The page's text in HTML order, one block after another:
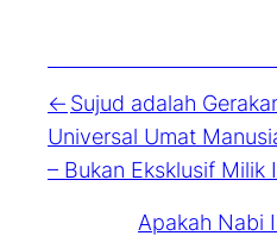
Sujud adalah
Universal Umat
– Bukan Eksklusif Milik
Apakah Nabi